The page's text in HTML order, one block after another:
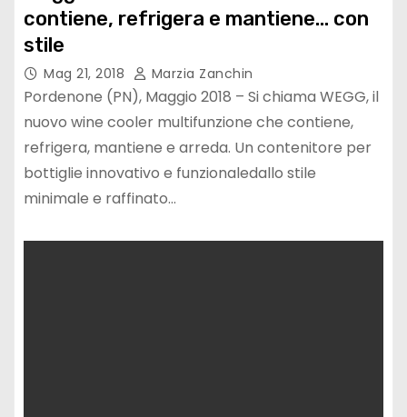
contiene, refrigera e mantiene… con
stile
Mag 21, 2018 Marzia Zanchin
Pordenone (PN), Maggio 2018 – Si chiama WEGG, il
nuovo wine cooler multifunzione che contiene,
refrigera, mantiene e arreda. Un contenitore per
bottiglie innovativo e funzionaledallo stile
minimale e raffinato…